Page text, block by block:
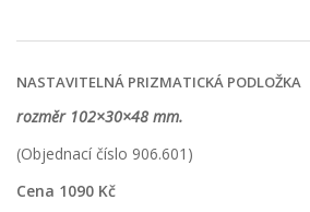
NASTAVITELNÁ PRIZMATICKÁ PODLOŽKA
rozměr 102×30×48 mm.
(Objednací číslo 906.601)
Cena 1090 Kč